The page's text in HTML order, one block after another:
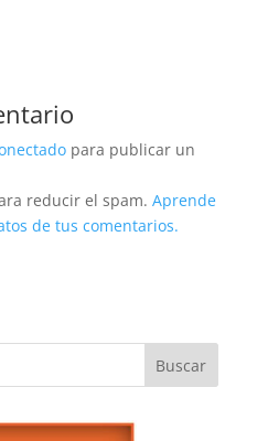
para publicar un
reducir el spam. Aprende
de tus comentarios.